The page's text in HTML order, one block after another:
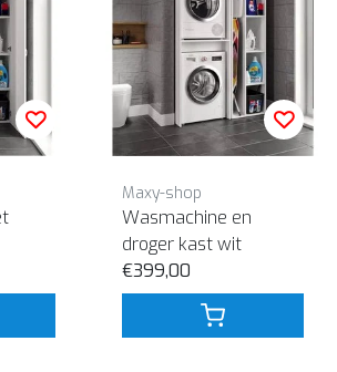
Maxy-shop
Wasmachine en
droger kast wit
€399,00